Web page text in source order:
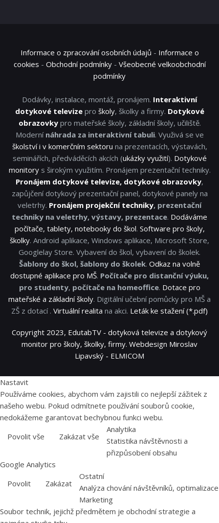
Informace o zpracování osobních údajů - Informace o
cookies - Obchodní podmínky- Všeobecné velkoobchodní
podmínky
Dodávky, instalace, montáž, pronájem. Interaktivní
dotykové televizepro školy, školky a firmy. Dotykové
obrazovkypro mateřské školy, základní školy, učiliště.
Moderní náhrada za interaktivní tabuli. Využivá se ve
školství i v komerčním sektoru na prezentacích, výstavách,
seminářích, předváděcích akcích (ukázky využití). Dotykové
monitorys širokým využitím. Pronájem prezentační techniky.
Pronájem dotykové televize, dotykové obrazovky,
zapůjčení dotykový prezentační panel, dotykové panely na
veletrhy. Pronájem projekční techniky, prezentační
techniky na veletrhy, výstavy, prezentace. Dodáváme
počítače, tablety, notebooky do škol. Software pro školy,
školky. Android aplikace, Windows aplikace, Microsoft Store,
Googlelay Store. Vybavení do škol, vybavení do školek.
Šablony do škol, šablony do školek. Odkaz na volně
dostupné aplikace pro MŠ. Počítače pro distanční výuku,
pro studenty, počítače na homeoffice. Dotace pro
mateřské a základní školy. Digitální učební pomůcky pro MŠ a
ZŠ z dotací . Virtuální realita na akci. Leták ke stažení (*.pdf)
Copyright 2023, EdutabTV - dotyková televize a dotykový
monitor pro školy, školky, firmy. Webdesign Miroslav
Lipavský - ELMICOM
Nastavit
Používáme cookies, abychom vám zajistili co nejlepší zážitek z
našeho webu. Pokud odmítnete používání souborů cookie,
nedokážeme garantovat bechybnou funkci webu.
Povolit vše
Zakázat vše
Analytika
Statistika návštěvnosti a
přizpůsobení obsahu
Google Analytics
Povolit
Zakázat
Ostatní
Analýza chování návštěvníků, optimalizace
Marketing
Soubor technik, jejichž předmětem je obchodní strategie a